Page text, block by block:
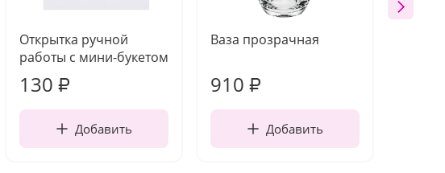
Открытка ручной
работы с мини-букетом
130 ₽
Добавить
Ваза прозрачная
910 ₽
Добавить